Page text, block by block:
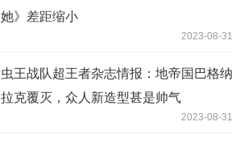
她》差距缩小
2023-08-31
虫王战队超王者杂志情报：地帝国巴格纳
拉克覆灭，众人新造型甚是帅气
2023-08-31